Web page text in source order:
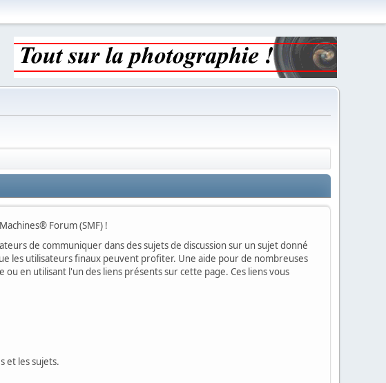
Forum (SMF) !
de communiquer dans des sujets de discussion sur un sujet donné
les utilisateurs finaux peuvent profiter. Une aide pour de nombreuses
en utilisant l'un des liens présents sur cette page. Ces liens vous
et les sujets.